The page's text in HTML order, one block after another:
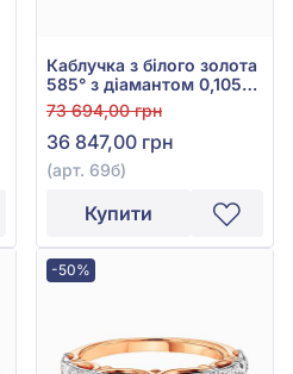
Каблучка з білого золота
585° з діамантом 0,105ct,
арт. 69б
73 694,00 грн
36 847,00 грн
(арт. 69б)
Купити
-50%